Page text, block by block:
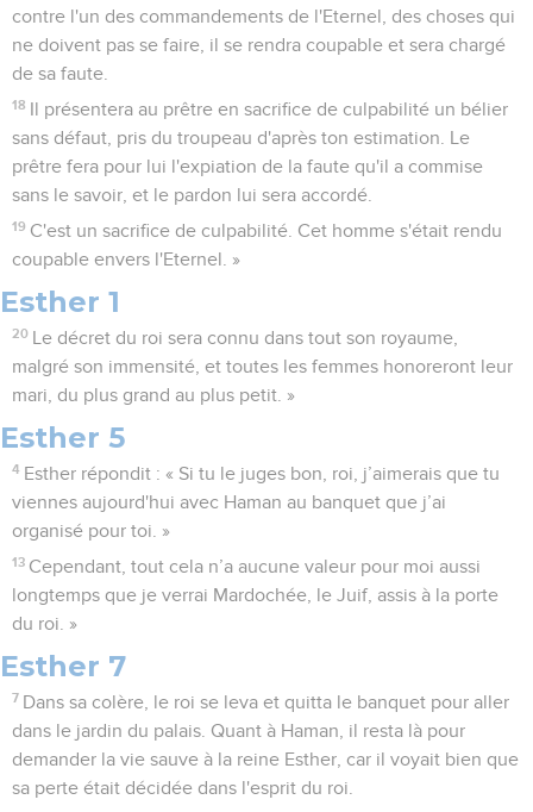
contre l'un des commandements de l'Eternel, des choses qui
ne doivent pas se faire, il se rendra coupable et sera chargé
de sa faute.
18
Il présentera au prêtre en sacrifice de culpabilité un bélier
sans défaut, pris du troupeau d'après ton estimation. Le
prêtre fera pour lui l'expiation de la faute qu'il a commise
sans le savoir, et le pardon lui sera accordé.
19 C'est un sacrifice de culpabilité. Cet homme s'était rendu
coupable envers l'Eternel. »
Esther 1
20
Le décret du roi sera connu dans tout son royaume,
malgré son immensité, et toutes les femmes honoreront leur
mari, du plus grand au plus petit. »
Esther 5
4 Esther répondit : « Si tu le juges bon, roi, j’aimerais que tu
viennes aujourd'hui avec Haman au banquet que j’ai
organisé pour toi. »
13 Cependant, tout cela n’a aucune valeur pour moi aussi
longtemps que je verrai Mardochée, le Juif, assis à la porte
du roi. »
Esther 7
7 Dans sa colère, le roi se leva et quitta le banquet pour aller
dans le jardin du palais. Quant à Haman, il resta là pour
demander la vie sauve à la reine Esther, car il voyait bien que
sa perte était décidée dans l'esprit du roi.